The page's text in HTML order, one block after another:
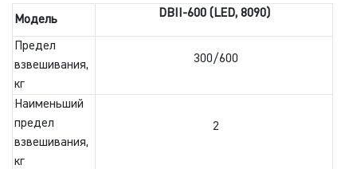
Модель DBII-600 (LED, 8090)
Предел
взвешивания,
кг
300/600
Наименьший
предел
взвешивания,
кг
2